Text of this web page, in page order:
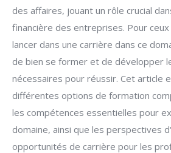
des affaires, jouant un rôle crucial
financière des entreprises. Pour
lancer dans une carrière dans ce
de bien se former et de développer
nécessaires pour réussir. Cet article
différentes options de formation
les compétences essentielles pour
domaine, ainsi que les perspectives
opportunités de carrière pour les